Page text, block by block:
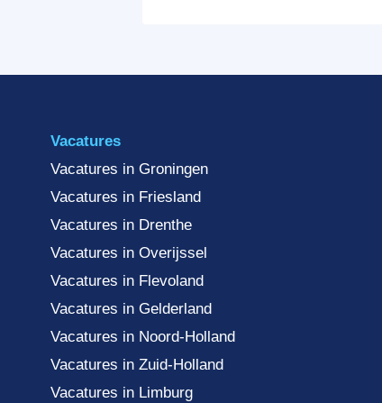
Vacatures
Vacatures in Groningen
Vacatures in Friesland
Vacatures in Drenthe
Vacatures in Overijssel
Vacatures in Flevoland
Vacatures in Gelderland
Vacatures in Noord-Holland
Vacatures in Zuid-Holland
Vacatures in Limburg